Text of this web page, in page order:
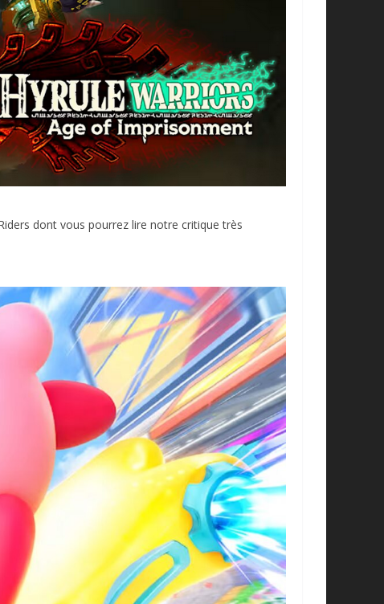
dont vous pourrez lire notre critique très